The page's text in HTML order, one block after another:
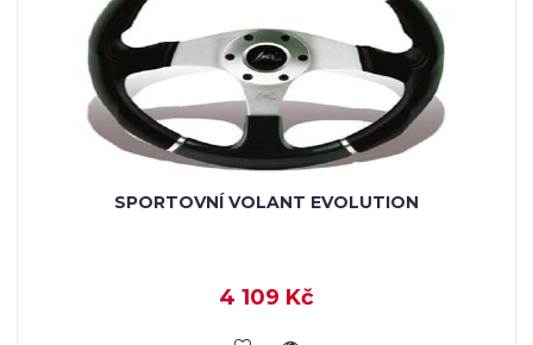
SPORTOVNÍ VOLANT EVOLUTION
4 109 Kč